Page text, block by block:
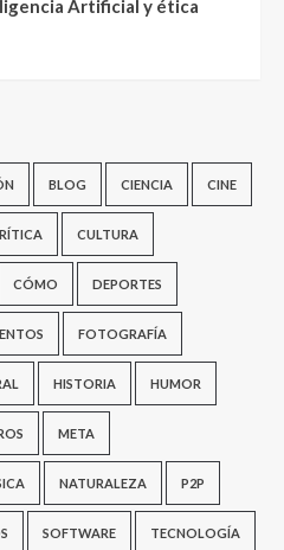
Artificial y ética
BLOG CIENCIA CINE
CULTURA
CÓMO DEPORTES
FOTOGRAFÍA
HISTORIA HUMOR
META
NATURALEZA P2P
SOFTWARE TECNOLOGÍA